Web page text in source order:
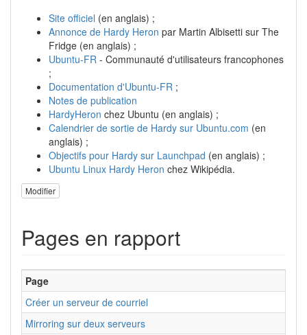
Site officiel (en anglais) ;
Annonce de Hardy Heron par Martin Albisetti sur The
Fridge (en anglais) ;
Ubuntu-FR - Communauté d'utilisateurs francophones
;
Documentation d'Ubuntu-FR ;
Notes de publication
HardyHeron chez Ubuntu (en anglais) ;
Calendrier de sortie de Hardy sur Ubuntu.com (en
anglais) ;
Objectifs pour Hardy sur Launchpad (en anglais) ;
Ubuntu Linux Hardy Heron chez Wikipédia.
Modifier
Pages en rapport
Page
Créer un serveur de courriel
Mirroring sur deux serveurs